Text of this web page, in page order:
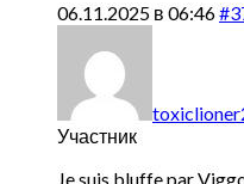
06.11.2025 в 06:46
Участник
Je suis bluffe par